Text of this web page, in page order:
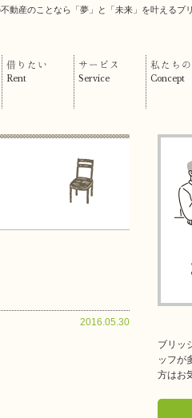
動産のことなら「夢」と「未来」を叶えるブ
借りたい
Rent
サービス
Service
私たち
Concept
2016.05.30
ブリッ
ッフが
方はお